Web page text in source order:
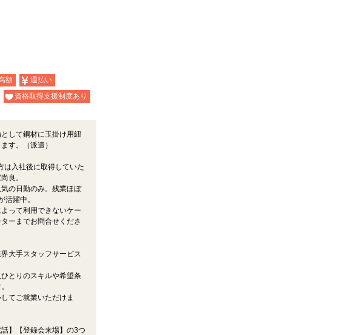
額
週払い
資格取得支援制度あり
して鋼材に玉掛け用紐
す。（派遣）
は入社後に取得していた
良。
の日勤のみ。残業ほぼ
活躍中。
って利用できないケー
ーまでお問合せくださ
大手スタッフサービス
とりのスキルや希望条
てご就業いただけま
】【登録会来場】の3つ